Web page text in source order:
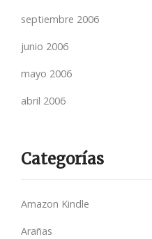
septiembre 2006
junio 2006
mayo 2006
abril 2006
Categorías
Amazon Kindle
Arañas